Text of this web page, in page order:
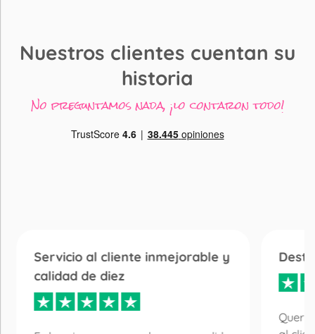
Nuestros clientes cuentan su
historia
No preguntamos nada, ¡lo contaron todo!
Servicio al cliente inmejorable y
calidad de diez